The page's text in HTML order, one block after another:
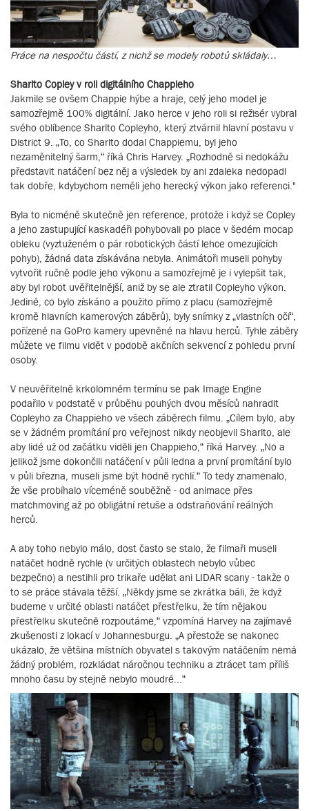
Práce na nespočtu částí, z nichž se modely robotů skládaly…
Sharlto Copley v roli digitálního Chappieho
Jakmile se ovšem Chappie hýbe a hraje, celý jeho model je
samozřejmě 100% digitální. Jako herce v jeho roli si režisér vybral
svého oblíbence Sharlto Copleyho, který ztvárnil hlavní postavu v
District 9. „To, co Sharlto dodal Chappiemu, byl jeho
nezaměnitelný šarm,“ říká Chris Harvey. „Rozhodně si nedokážu
představit natáčení bez něj a výsledek by ani zdaleka nedopadl
tak dobře, kdybychom neměli jeho herecký výkon jako referenci."
Byla to nicméně skutečně jen reference, protože i když se Copley
a jeho zastupující kaskadéři pohybovali po place v šedém mocap
obleku (vyztuženém o pár robotických částí lehce omezujících
pohyb), žádná data získávána nebyla. Animátoři museli pohyby
vytvořit ručně podle jeho výkonu a samozřejmě je i vylepšit tak,
aby byl robot uvěřitelnější, aniž by se ale ztratil Copleyho výkon.
Jediné, co bylo získáno a použito přímo z placu (samozřejmě
kromě hlavních kamerových záběrů), byly snímky z „vlastních očí“,
pořízené na GoPro kamery upevněné na hlavu herců. Tyhle záběry
můžete ve filmu vidět v podobě akčních sekvencí z pohledu první
osoby.
V neuvěřitelně krkolomném termínu se pak Image Engine
podařilo v podstatě v průběhu pouhých dvou měsíců nahradit
Copleyho za Chappieho ve všech záběrech filmu. „Cílem bylo, aby
se v žádném promítání pro veřejnost nikdy neobjevil Sharlto, ale
aby lidé už od začátku viděli jen Chappieho,“ říká Harvey. „No a
jelikož jsme dokončili natáčení v půli ledna a první promítání bylo
v půli března, museli jsme být hodně rychlí.“ To tedy znamenalo,
že vše probíhalo víceméně souběžně - od animace přes
matchmoving až po obligátní retuše a odstraňování reálných
herců.
A aby toho nebylo málo, dost často se stalo, že filmaři museli
natáčet hodně rychle (v určitých oblastech nebylo vůbec
bezpečno) a nestihli pro trikaře udělat ani LIDAR scany - takže o
to se práce stávala těžší. „Někdy jsme se zkrátka báli, že když
budeme v určité oblasti natáčet přestřelku, že tím nějakou
přestřelku skutečně rozpoutáme,“ vzpomíná Harvey na zajímavé
zkušenosti z lokací v Johannesburgu. „A přestože se nakonec
ukázalo, že většina místních obyvatel s takovým natáčením nemá
žádný problém, rozkládat náročnou techniku a ztrácet tam příliš
mnoho času by stejně nebylo moudré...“